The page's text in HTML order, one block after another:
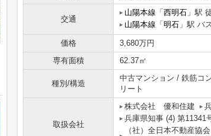
交通
山陽本線 「 西明石 」駅
山陽本線 「 明石 」駅 バ
価格 3,680万円
専有面積
62.37㎡
種別/構造
中古マンション / 鉄筋コ
リート
取扱会社
株式会社 優和住建
兵庫県知事 (4) 第11341
（社）全日本不動産協